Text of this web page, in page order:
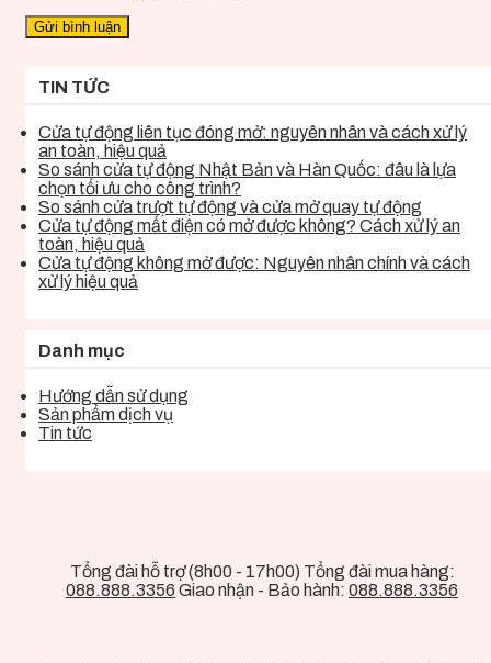
TIN TỨC
Cửa tự động liên tục đóng mở: nguyên nhân và cách xử lý
an toàn, hiệu quả
So sánh cửa tự động Nhật Bản và Hàn Quốc: đâu là lựa
chọn tối ưu cho công trình?
So sánh cửa trượt tự động và cửa mở quay tự động
Cửa tự động mất điện có mở được không? Cách xử lý an
toàn, hiệu quả
Cửa tự động không mở được: Nguyên nhân chính và cách
xử lý hiệu quả
Danh mục
Hướng dẫn sử dụng
Sản phẩm dịch vụ
Tin tức
Tổng đài hỗ trợ (8h00 - 17h00) Tổng đài mua hàng:
088.888.3356 Giao nhận - Bảo hành: 088.888.3356